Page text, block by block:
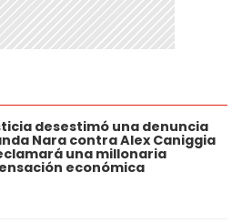
desestimó una denuncia
Nara contra Alex Caniggia
una millonaria
económica